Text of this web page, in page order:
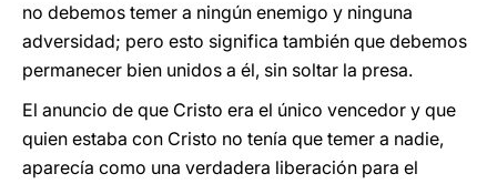
no debemos temer a ningún enemigo y ninguna
adversidad; pero esto significa también que debemos
permanecer bien unidos a él, sin soltar la presa.
El anuncio de que Cristo era el único vencedor y que
quien estaba con Cristo no tenía que temer a nadie,
aparecía como una verdadera liberación para el